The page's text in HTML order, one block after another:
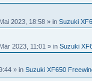
2023, 18:58 » in Suzuki
2023, 11:01 » in Suzuki
» in Suzuki XF650